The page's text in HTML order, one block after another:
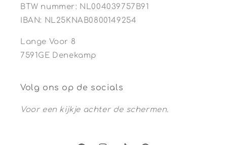
BTW nummer: NL004039757B91
IBAN: NL25KNAB0800149254
Lange Voor 8
7591GE Denekamp
Volg ons op de socials
Voor een kijkje achter de schermen.